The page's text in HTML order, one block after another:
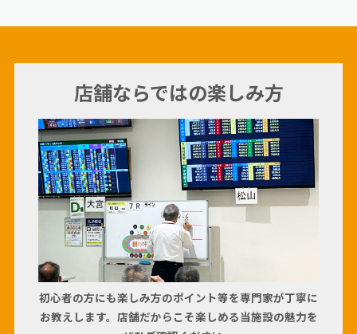
店舗ならではの楽しみ方
初心者の方にも楽しみ方のポイント等を専門家が丁寧に
お教えします。店舗だからこそ楽しめる当施設の魅力を